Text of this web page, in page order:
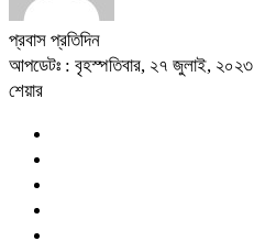
প্রবাস প্রতিদিন
আপডেটঃ : বৃহস্পতিবার, ২৭ জুলাই, ২০২৩
শেয়ার